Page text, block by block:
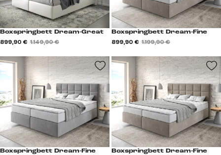
Boxspringbett Dream-Great
899,90 € 1.149,90 €
Boxspringbett Dream-Fine
899,90 € 1.199,90 €
Boxspringbett Dream-Fine Boxspringbett Dream-Fine